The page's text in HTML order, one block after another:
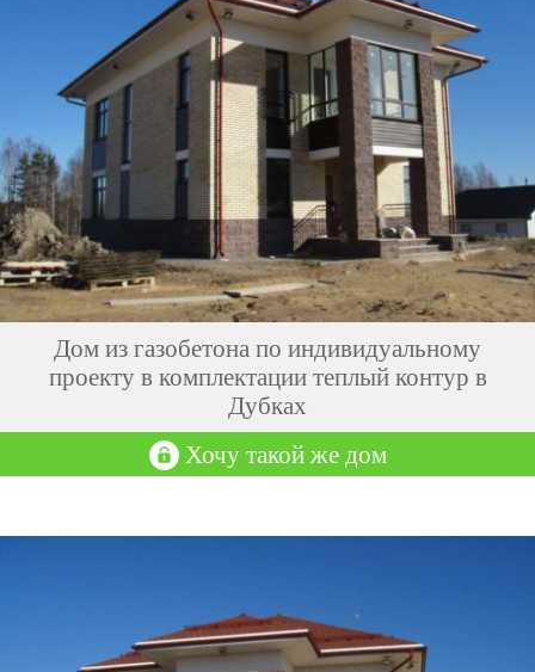
Дом из газобетона по индивидуальному
проекту в комплектации теплый контур в
Дубках
Хочу такой же дом